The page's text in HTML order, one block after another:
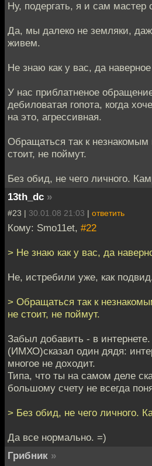
Ну, подергать, я и сам мастер
Да, мы далеко не земляки,
живем.
Не знаю как у вас, да
У нас приблатненое
дебиловатая гопота, когда
на это, агрессивная.
Обращаться так к
стоит, не поймут.
Без обид, не чего личного.
13th_dc »
#23 | 30.01.08 21:03 | ответить
Кому: Smo11et, #22
> Не знаю как у вас, да
Не, истребили уже, как
> Обращаться так к
не стоит, не поймут.
Забыл добавить - в
(ИМХО)сказал один дядя:
многое не доходит.
Типа, что ты на самом деле
большому счету не всегда
> Без обид, не чего личного.
Да все нормально. =)
Грибник »